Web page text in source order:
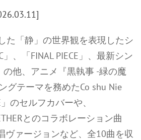
た「静」の世界観を表現したシ
」、「FINAL PIECE」、最新シン
の他、アニメ『黒執事 -緑の魔
グテーマを務めたCo shu Nie
のセルフカバーや、
とのコラボレーション曲
ヴァージョンなど、全10曲を収